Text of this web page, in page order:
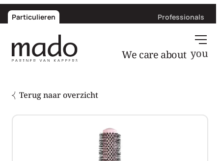
Particulieren Professionals
We care about you
Terug naar overzicht